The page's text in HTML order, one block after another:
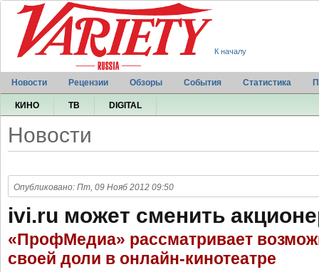
К началу
Новости Рецензии Обзоры События Статистика
КИНО ТВ DIGITAL
Новости
Опубликовано: Пт, 09 Нояб 2012 09:50
ivi.ru может сменить
«ПрофМедиа» рассматривает
своей доли в онлайн-кинотеатре